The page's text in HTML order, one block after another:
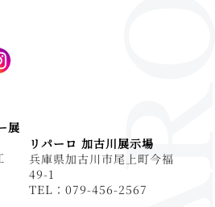
展
リパーロ 加古川展示場
兵庫県加古川市尾上町今福
49-1
TEL：079-456-2567